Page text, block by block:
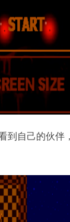
到自己的伙伴